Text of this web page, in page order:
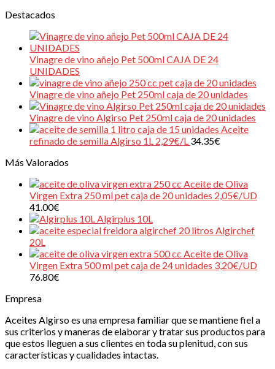
Destacados
Vinagre de vino añejo Pet 500ml CAJA DE 24
UNIDADES
Vinagre de vino añejo Pet 250ml caja de 20 unidades
Vinagre de vino Algirso Pet 250ml caja de 20 unidades
Aceite
refinado de semilla Algirso 1L 2,29€/L 34.35€
Más Valorados
Aceite de Oliva
Virgen Extra 250 ml pet caja de 20 unidades 2,05€/UD
41.00€
Algirplus 10L
Algirchef
20L
Aceite de Oliva
Virgen Extra 500 ml pet caja de 24 unidades 3,20€/UD
76.80€
Empresa
Aceites Algirso es una empresa familiar que se mantiene fiel a
sus criterios y maneras de elaborar y tratar sus productos para
que estos lleguen a sus clientes en toda su plenitud, con sus
características y cualidades intactas.